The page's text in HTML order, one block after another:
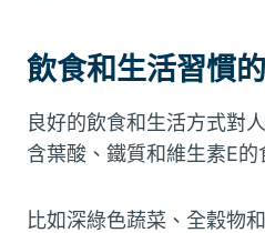
飲食和生活習慣
良好的飲食和生活方式對
含葉酸、鐵質和維生素E的
比如深綠色蔬菜、全穀物